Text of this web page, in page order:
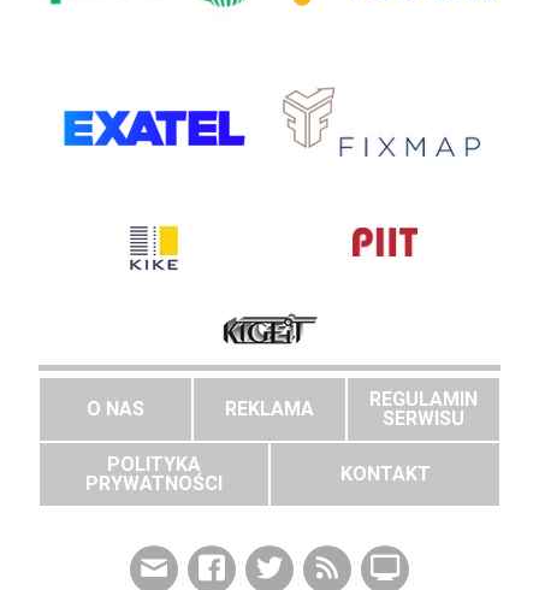
O NAS REKLAMA
REGULAMIN
SERWISU
POLITYKA
PRYWATNOŚCI
KONTAKT